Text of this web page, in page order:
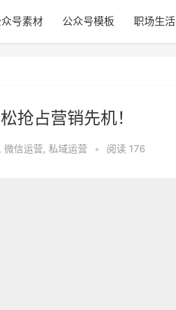
号素材 公众号模板 职场生活
抢占营销先机！
, 微信运营, 私域运营 • 阅读 176